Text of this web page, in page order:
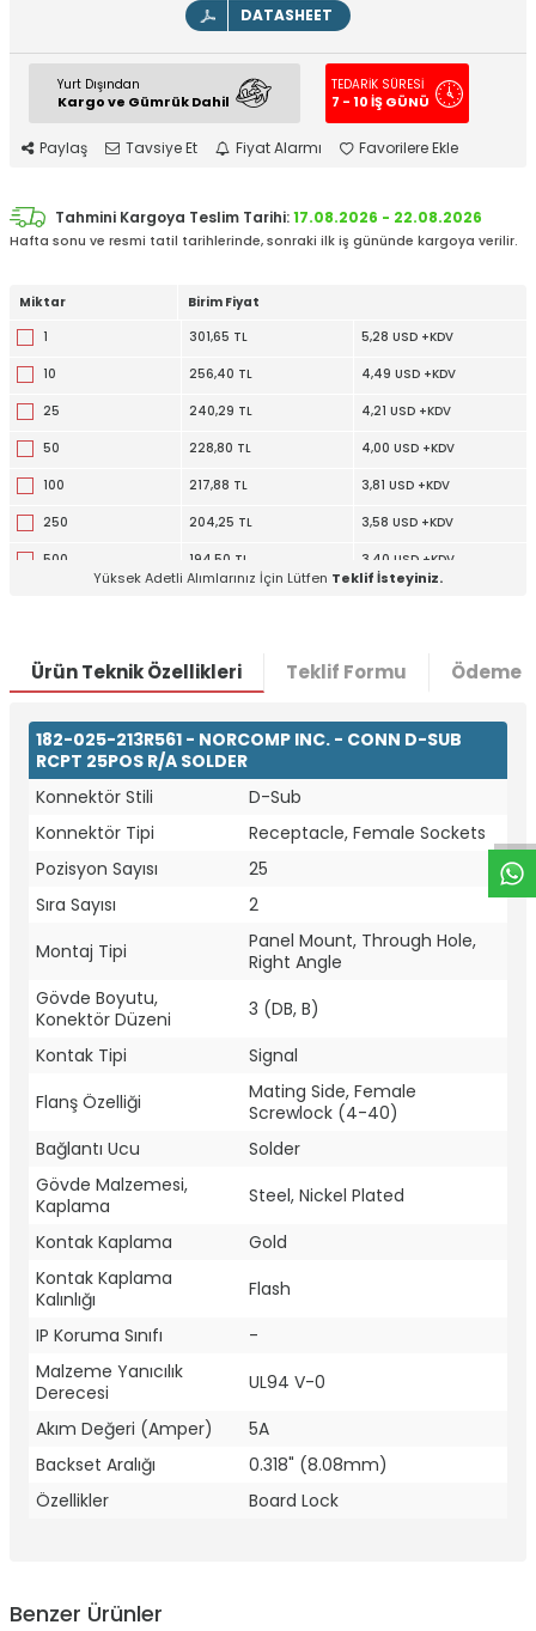
W
h
t
a
p
p
D
e
s
e
H
a
t
t
DATASHEET
Yurt Dışından
Kargo ve Gümrük Dahil
TEDARİK SÜRESİ
7 - 10 İŞ GÜNÜ
Paylaş Tavsiye Et Fiyat Alarmı Favorilere Ekle
Tahmini Kargoya Teslim Tarihi:17.08.2026 - 22.08.2026
Hafta sonu ve resmi tatil tarihlerinde, sonraki ilk iş gününde kargoya verilir.
Miktar
Birim Fiyat
1
301,65 TL 5,28 USD +KDV
10 256,40 TL 4,49 USD +KDV
25 240,29 TL 4,21 USD +KDV
50 228,80 TL 4,00 USD +KDV
100 217,88 TL 3,81 USD +KDV
250 204,25 TL 3,58 USD +KDV
500 194,50 TL 3,40 USD +KDV
Yüksek Adetli Alımlarınız İçin Lütfen Teklif İsteyiniz.
Ürün Teknik Özellikleri Teklif Formu Ödeme
182-025-213R561 - NORCOMP INC. - CONN D-SUB
RCPT 25POS R/A SOLDER
Konnektör Stili
D-Sub
Konnektör Tipi
Receptacle, Female Sockets
Pozisyon Sayısı
25
Sıra Sayısı
2
Montaj Tipi
Panel Mount, Through Hole,
Right Angle
Gövde Boyutu,
Konektör Düzeni
3 (DB, B)
Kontak Tipi
Signal
Flanş Özelliği
Mating Side, Female
Screwlock (4-40)
Bağlantı Ucu
Solder
Gövde Malzemesi,
Kaplama
Steel, Nickel Plated
Kontak Kaplama
Gold
Kontak Kaplama
Kalınlığı
Flash
IP Koruma Sınıfı
-
Malzeme Yanıcılık
Derecesi
UL94 V-0
Akım Değeri (Amper)
5A
Backset Aralığı
0.318" (8.08mm)
Özellikler
Board Lock
Benzer Ürünler